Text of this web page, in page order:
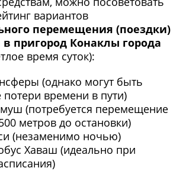
вариантов
перемещения (поездки)
в пригород Конаклы города
время суток):
(однако могут быть
времени в пути)
(потребуется перемещение
метров до остановки)
(незаменимо ночью)
Хаваш (идеально при